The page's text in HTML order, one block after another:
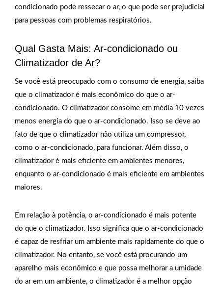
condicionado pode ressecar o ar, o que pode ser prejudicial
para pessoas com problemas respiratórios.
Qual Gasta Mais: Ar-condicionado ou
Climatizador de Ar?
Se você está preocupado com o consumo de energia, saiba
que o climatizador é mais econômico do que o ar-
condicionado. O climatizador consome em média 10 vezes
menos energia do que o ar-condicionado. Isso se deve ao
fato de que o climatizador não utiliza um compressor,
como o ar-condicionado, para funcionar. Além disso, o
climatizador é mais eficiente em ambientes menores,
enquanto o ar-condicionado é mais eficiente em ambientes
maiores.
Em relação à potência, o ar-condicionado é mais potente
do que o climatizador. Isso significa que o ar-condicionado
é capaz de resfriar um ambiente mais rapidamente do que o
climatizador. No entanto, se você está procurando um
aparelho mais econômico e que possa melhorar a umidade
do ar em um ambiente, o climatizador é a melhor opção